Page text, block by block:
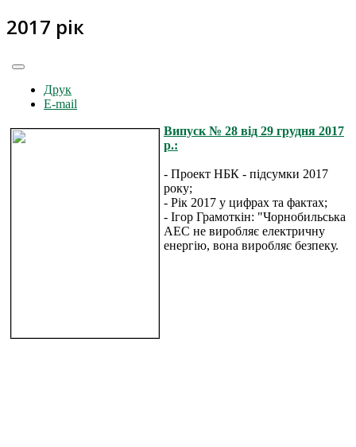
2017 рік
Друк
E-mail
Випуск № 28 від 29 грудня 2017
р.:
- Проект НБК - підсумки 2017
року;
- Рік 2017 у цифрах та фактах;
- Ігор Грамоткін: "Чорнобильська
АЕС не виробляє електричну
енергію, вона виробляє безпеку.